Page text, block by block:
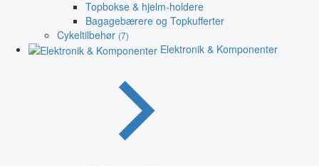
Topbokse & hjelm-holdere
Bagagebærere og Topkufferter
Cykeltilbehør (7)
Elektronik & Komponenter